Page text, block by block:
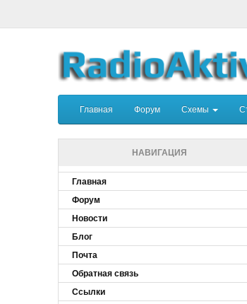
Главная Форум Схемы
НАВИГАЦИЯ
Главная
Форум
Новости
Блог
Почта
Обратная связь
Ссылки